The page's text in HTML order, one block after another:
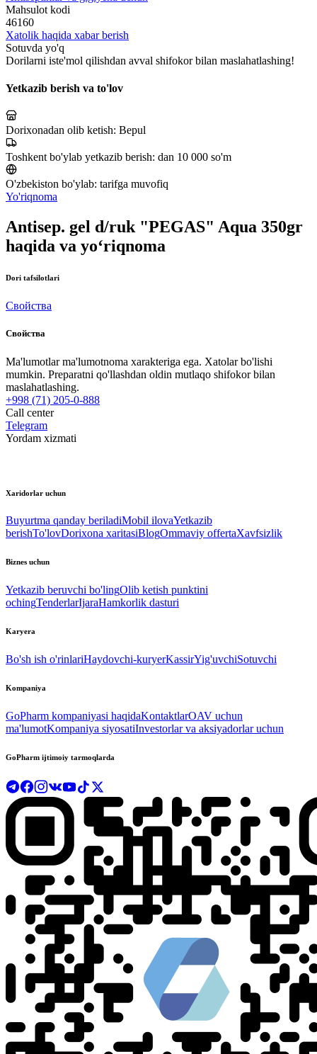
Mahsulot kodi
46160
Xatolik haqida xabar berish
Sotuvda yo'q
Dorilarni iste'mol qilishdan avval shifokor bilan maslahatlashing!
Yetkazib berish va to'lov
Dorixonadan olib ketish: Bepul
Toshkent bo'ylab yetkazib berish: dan 10 000 so'm
O'zbekiston bo'ylab: tarifga muvofiq
Yo'riqnoma
Antisep. gel d/ruk "PEGAS" Aqua 350gr
haqida va yo‘riqnoma
Dori tafsilotlari
Свойства
Свойства
Ma'lumotlar ma'lumotnoma xarakteriga ega. Xatolar bo'lishi
mumkin. Preparatni qo'llashdan oldin mutlaqo shifokor bilan
maslahatlashing.
+998 (71) 205-0-888
Call center
Telegram
Yordam xizmati
Xaridorlar uchun
Buyurtma qanday beriladiMobil ilovaYetkazib
berishTo'lovDorixona xaritasiBlogOmmaviy offertaXavfsizlik
Biznes uchun
Yetkazib beruvchi bo'lingOlib ketish punktini
ochingTenderlarIjaraHamkorlik dasturi
Karyera
Bo'sh ish o'rinlariHaydovchi-kuryerKassirYig'uvchiSotuvchi
Kompaniya
GoPharm kompaniyasi haqidaKontaktlarOAV uchun
ma'lumotKompaniya siyosatiInvestorlar va aksiyadorlar uchun
GoPharm ijtimoiy tarmoqlarda